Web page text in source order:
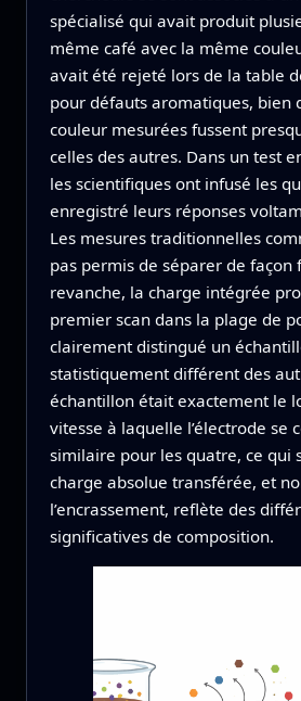
spécialisé qui avait produit
même café avec la même
avait été rejeté lors de la table
pour défauts aromatiques, bien
couleur mesurées fussent
celles des autres. Dans un test
les scientifiques ont infusé les
enregistré leurs réponses
Les mesures traditionnelles
pas permis de séparer de façon
revanche, la charge intégrée
premier scan dans la plage de
clairement distingué un
statistiquement différent des
échantillon était exactement le
vitesse à laquelle l’électrode se
similaire pour les quatre, ce qui
charge absolue transférée, et
l’encrassement, reflète des
significatives de composition.